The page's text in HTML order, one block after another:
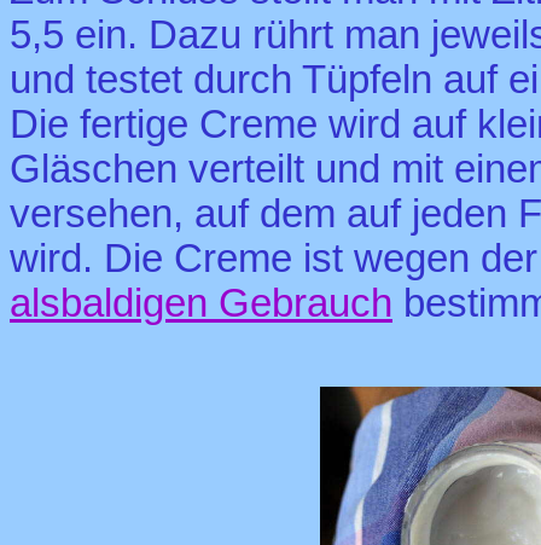
5,5 ein. Dazu rührt man
und testet durch Tüpfeln auf
Die fertige Creme wird auf
Gläschen verteilt und mit
versehen, auf dem auf jeden
wird. Die Creme ist wegen
alsbaldigen Gebrauch